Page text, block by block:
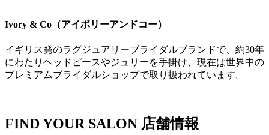
Ivory & Co（アイボリーアンドコー）
イギリス発のラグジュアリーブライダルブランドで、約30年
にわたりヘッドピースやジュリーを手掛け、現在は世界中の
プレミアムブライダルショップで取り扱われています。
FIND YOUR SALON 店舗情報